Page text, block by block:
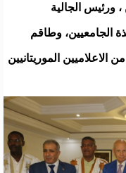
ورئيس الجالية
الجامعيين، وطاقم
الموريتانيين